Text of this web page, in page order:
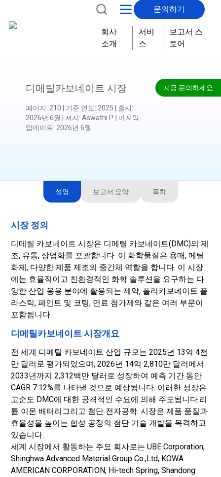
문의하기
회사
소개
서비
스
보고서 스
토어
지금 문의하세요
디메틸카보네이트 시장
페이지: 210 기준 연도: 2025 출시:
2026년 6월
저자: Aswathi P.
마지막
업데이트: 2026년 6월
설명 보고서 요약 목차
시장 정의
디메틸 카보네이트 시장은 디메틸 카보네이트(DMC)의 제
조, 유통, 상업화를 포괄합니다. 이 화학물질은 용매, 메틸
화제, 다양한 제품 제조의 중간체 역할을 합니다. 이 시장
에는 효율적이고 친환경적인 화학 솔루션을 요구하는 다
양한 산업 응용 분야에 활용되는 제약, 폴리카보네이트 플
라스틱, 페인트 및 코팅, 연료 첨가제와 같은 여러 부문이
포함됩니다.
디메틸카보네이트 시장개요
전 세계 디메틸 카보네이트 산업 규모는 2025년 13억 4천
만 달러로 평가되었으며, 2026년 14억 2,810만 달러에서
2033년까지 2,312백만 달러로 성장하여 예측 기간 동안
CAGR 7.12%를 나타낼 것으로 예상됩니다. 이러한 성장은
고순도 DMC에 대한 공격적인 수요에 의해 주도됩니다.리
튬 이온 배터리그리고 첨단 전자공학. 시장은 제품 품질과
효율성을 높이는 합성 공정의 첨단 기술 개발을 목격하고
있습니다.
세계 시장에서 활동하는 주요 회사로는 UBE Corporation,
Shinghwa Advanced Material Group Co.,Ltd, KOWA
AMERICAN CORPORATION, Hi-tech Spring, Shandong